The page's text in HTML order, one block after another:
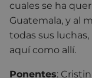
cuales se ha
Guatemala, y al
todas sus
aquí como allí.
Ponentes: